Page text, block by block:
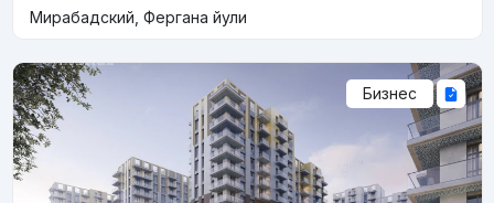
Мирабадский, Фергана йули
Бизнес